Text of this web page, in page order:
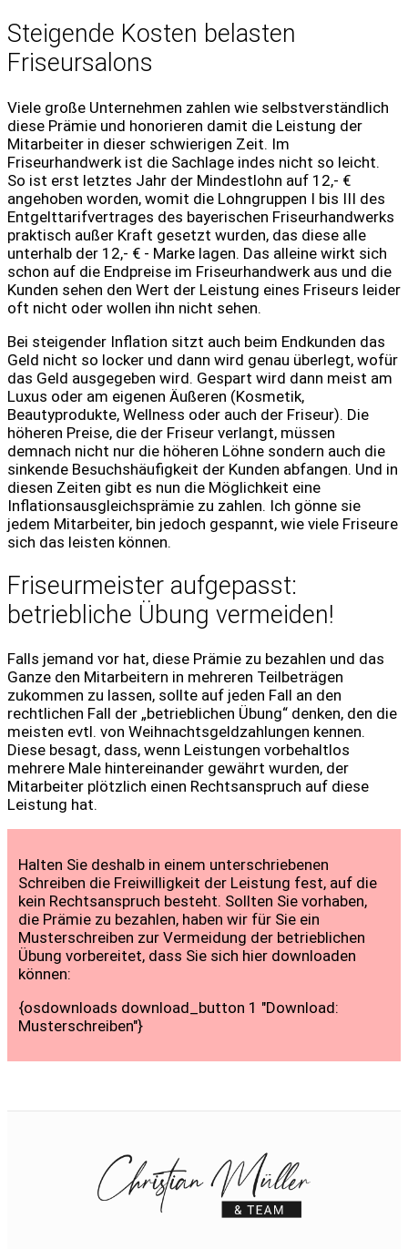
Steigende Kosten belasten
Friseursalons
Viele große Unternehmen zahlen wie selbstverständlich
diese Prämie und honorieren damit die Leistung der
Mitarbeiter in dieser schwierigen Zeit. Im
Friseurhandwerk ist die Sachlage indes nicht so leicht.
So ist erst letztes Jahr der Mindestlohn auf 12,- €
angehoben worden, womit die Lohngruppen I bis III des
Entgelttarifvertrages des bayerischen Friseurhandwerks
praktisch außer Kraft gesetzt wurden, das diese alle
unterhalb der 12,- € - Marke lagen. Das alleine wirkt sich
schon auf die Endpreise im Friseurhandwerk aus und die
Kunden sehen den Wert der Leistung eines Friseurs leider
oft nicht oder wollen ihn nicht sehen.
Bei steigender Inflation sitzt auch beim Endkunden das
Geld nicht so locker und dann wird genau überlegt, wofür
das Geld ausgegeben wird. Gespart wird dann meist am
Luxus oder am eigenen Äußeren (Kosmetik,
Beautyprodukte, Wellness oder auch der Friseur). Die
höheren Preise, die der Friseur verlangt, müssen
demnach nicht nur die höheren Löhne sondern auch die
sinkende Besuchshäufigkeit der Kunden abfangen. Und in
diesen Zeiten gibt es nun die Möglichkeit eine
Inflationsausgleichsprämie zu zahlen. Ich gönne sie
jedem Mitarbeiter, bin jedoch gespannt, wie viele Friseure
sich das leisten können.
Friseurmeister aufgepasst:
betriebliche Übung vermeiden!
Falls jemand vor hat, diese Prämie zu bezahlen und das
Ganze den Mitarbeitern in mehreren Teilbeträgen
zukommen zu lassen, sollte auf jeden Fall an den
rechtlichen Fall der „betrieblichen Übung“ denken, den die
meisten evtl. von Weihnachtsgeldzahlungen kennen.
Diese besagt, dass, wenn Leistungen vorbehaltlos
mehrere Male hintereinander gewährt wurden, der
Mitarbeiter plötzlich einen Rechtsanspruch auf diese
Leistung hat.
Halten Sie deshalb in einem unterschriebenen
Schreiben die Freiwilligkeit der Leistung fest, auf die
kein Rechtsanspruch besteht. Sollten Sie vorhaben,
die Prämie zu bezahlen, haben wir für Sie ein
Musterschreiben zur Vermeidung der betrieblichen
Übung vorbereitet, dass Sie sich hier downloaden
können:
{osdownloads download_button 1 "Download:
Musterschreiben"}